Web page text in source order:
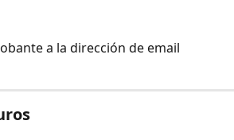
a la dirección de email